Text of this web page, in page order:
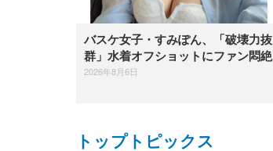
バスケ女子・すみぽん、「破壊力抜
群」水着オフショットにファン悶絶
2026年8月6日
トップトピックス